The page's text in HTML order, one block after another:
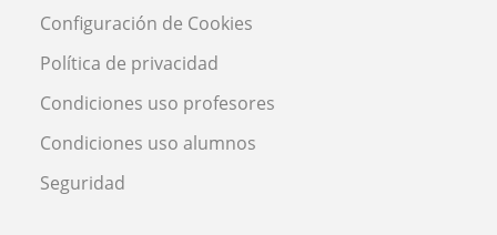
Configuración de Cookies
Política de privacidad
Condiciones uso profesores
Condiciones uso alumnos
Seguridad